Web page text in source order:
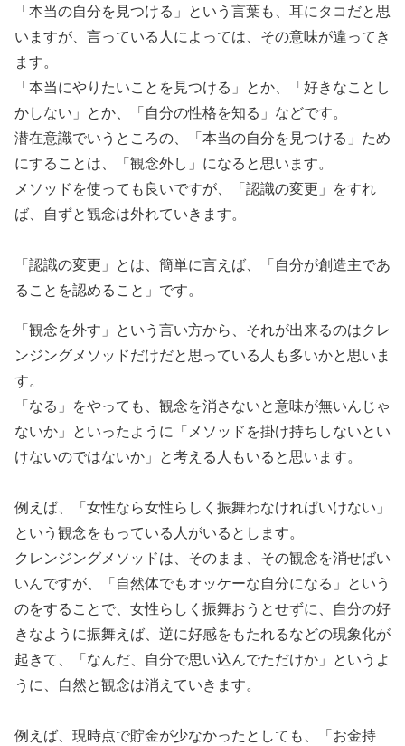
「本当の自分を見つける」という言葉も、耳にタコだと思
いますが、言っている人によっては、その意味が違ってき
ます。
「本当にやりたいことを見つける」とか、「好きなことし
かしない」とか、「自分の性格を知る」などです。
潜在意識でいうところの、「本当の自分を見つける」ため
にすることは、「観念外し」になると思います。
メソッドを使っても良いですが、「認識の変更」をすれ
ば、自ずと観念は外れていきます。
「認識の変更」とは、簡単に言えば、「自分が創造主であ
ることを認めること」です。
「観念を外す」という言い方から、それが出来るのはクレ
ンジングメソッドだけだと思っている人も多いかと思いま
す。
「なる」をやっても、観念を消さないと意味が無いんじゃ
ないか」といったように「メソッドを掛け持ちしないとい
けないのではないか」と考える人もいると思います。
例えば、「女性なら女性らしく振舞わなければいけない」
という観念をもっている人がいるとします。
クレンジングメソッドは、そのまま、その観念を消せばい
いんですが、「自然体でもオッケーな自分になる」という
のをすることで、女性らしく振舞おうとせずに、自分の好
きなように振舞えば、逆に好感をもたれるなどの現象化が
起きて、「なんだ、自分で思い込んでただけか」というよ
うに、自然と観念は消えていきます。
例えば、現時点で貯金が少なかったとしても、「お金持